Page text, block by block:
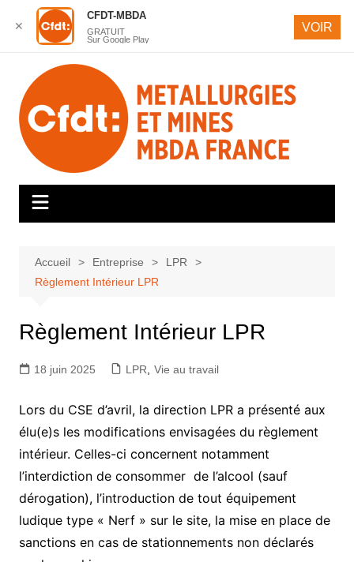
contenu
Accueil Entreprise
LPR
Règlement Intérieur LPR
Règlement Intérieur LPR
18 juin 2025 LPR Vie au travail
Lors du CSE d’avril, la direction LPR a présenté aux
élu(e)s les modifications envisagées du règlement
intérieur. Celles-ci concernent notamment
l’interdiction de consommer de l’alcool (sauf
dérogation), l’introduction de tout équipement
ludique type « Nerf » sur le site, la mise en place de
sanctions en cas de stationnements non déclarés
✕
CFDT-MBDA
GRATUIT
Sur Google Play
VOIR